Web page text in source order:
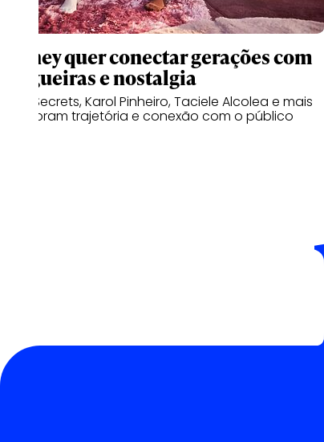
Disney quer conectar gerações com
blogueiras e nostalgia
Niina Secrets, Karol Pinheiro, Taciele Alcolea e mais
relembram trajetória e conexão com o público